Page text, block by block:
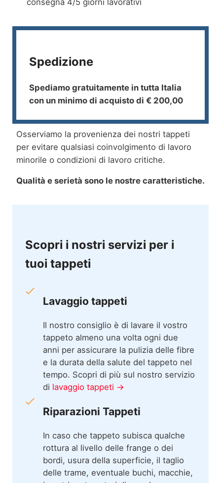
Spedizione
Spediamo gratuitamente in tutta Italia
con un minimo di acquisto di € 200,00
Osserviamo la provenienza dei nostri tappeti
per evitare qualsiasi coinvolgimento di lavoro
minorile o condizioni di lavoro critiche.
Qualità e serietà sono le nostre caratteristiche.
Scopri i nostri servizi per i
tuoi tappeti
Lavaggio tappeti
Il nostro consiglio è di lavare il vostro
tappeto almeno una volta ogni due
anni per assicurare la pulizia delle fibre
e la durata della salute del tappeto nel
tempo. Scopri di più sul nostro servizio
di lavaggio tappeti →
Riparazioni Tappeti
In caso che tappeto subisca qualche
rottura al livello delle frange o dei
bordi, usura della superficie, il taglio
delle trame, eventuale buchi, macchie,